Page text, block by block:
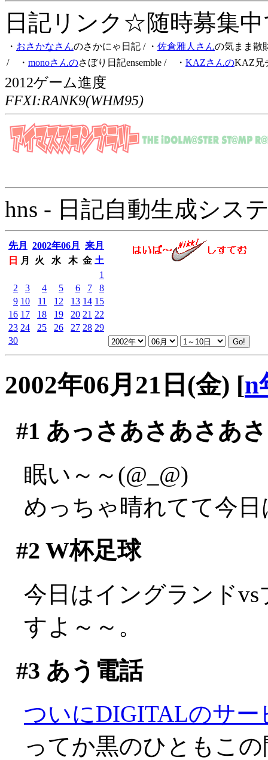
日記リンク☆随時募集
・ おさかなさんのさかにゃ日記 / ・ 佐倉雅人さんの気まま散
/ ・ monoさんのさぼり日記ensemble / ・ KAZさんのKAZ兄
2012ゲーム進度
FFXI:RANK9(WHM95)
hns - 日記自動生成シス
先月 2002年06月
来月
日
月 火 水 木 金 土
1
2
3 4 5 6 7
8
9 10 11 12 13 14 15
16 17 18 19 20 21 22
23 24 25 26 27 28 29
30
2002年06月21日(金) [n
#1 あっさあさあさあ
眠い～～(@_@)
めっちゃ晴れてて今
#2 W杯足球
今日はイングランド
すよ～～。
#3 あう電話
ついにDIGITALのサー
ってか黒のひともこ